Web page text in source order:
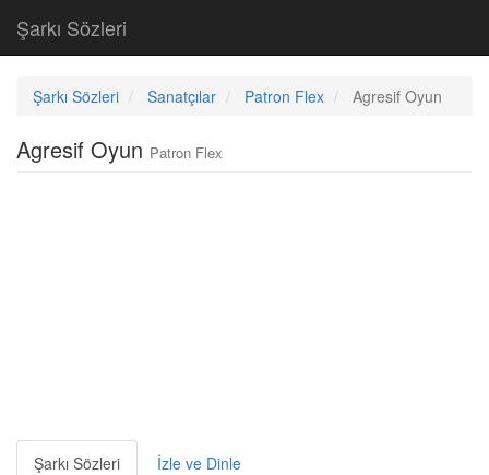
Şarkı Sözleri
Şarkı Sözleri Sanatçılar Patron Flex Agresif Oyun
Agresif Oyun Patron Flex
Şarkı Sözleri İzle ve Dinle